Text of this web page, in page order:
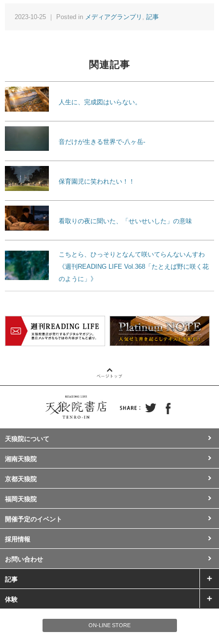
2023-10-25 ｜ Posted in メディアグランプリ , 記事
関連記事
人生に、完成図はいらない。
音だけが生きる世界で-八ヶ岳-
保育園児に笑われたい！！
看取りの夜に聞いた、「せいせいした」の意味
こちとら、ひっそりとなんて咲いてらんないんすわ
《週刊READING LIFE Vol.368「たとえば野に咲く花
のように」》
天狼院について
湘南天狼院
京都天狼院
福岡天狼院
開催予定のイベント
採用情報
お問い合わせ
記事
体験
ON-LINE STORE